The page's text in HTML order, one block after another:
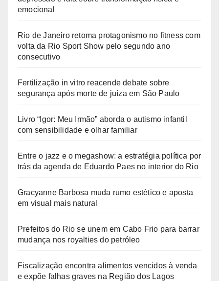
emocional
Rio de Janeiro retoma protagonismo no fitness com
volta da Rio Sport Show pelo segundo ano
consecutivo
Fertilização in vitro reacende debate sobre
segurança após morte de juíza em São Paulo
Livro “Igor: Meu Irmão” aborda o autismo infantil
com sensibilidade e olhar familiar
Entre o jazz e o megashow: a estratégia política por
trás da agenda de Eduardo Paes no interior do Rio
Gracyanne Barbosa muda rumo estético e aposta
em visual mais natural
Prefeitos do Rio se unem em Cabo Frio para barrar
mudança nos royalties do petróleo
Fiscalização encontra alimentos vencidos à venda
e expõe falhas graves na Região dos Lagos